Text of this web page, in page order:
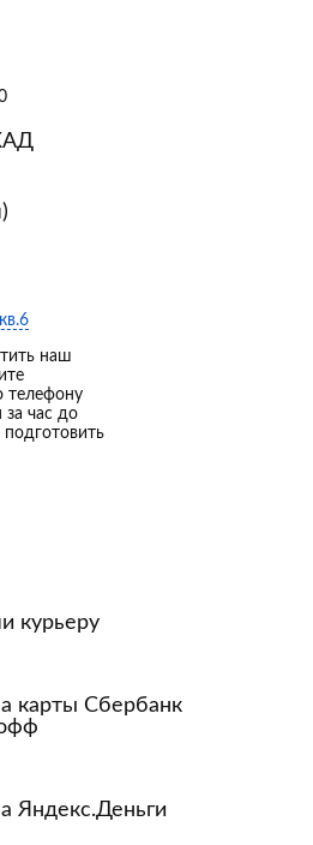
наш
телефону
за час до
курьеру
карты Сбербанк
Яндекс.Деньги